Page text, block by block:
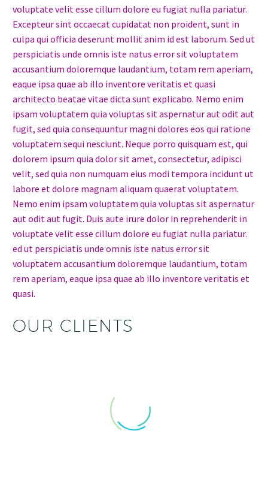
voluptate velit esse cillum dolore eu fugiat nulla pariatur.
Excepteur sint occaecat cupidatat non proident, sunt in
culpa qui officia deserunt mollit anim id est laborum. Sed ut
perspiciatis unde omnis iste natus error sit voluptatem
accusantium doloremque laudantium, totam rem aperiam,
eaque ipsa quae ab illo inventore veritatis et quasi
architecto beatae vitae dicta sunt explicabo. Nemo enim
ipsam voluptatem quia voluptas sit aspernatur aut odit aut
fugit, sed quia consequuntur magni dolores eos qui ratione
voluptatem sequi nesciunt. Neque porro quisquam est, qui
dolorem ipsum quia dolor sit amet, consectetur, adipisci
velit, sed quia non numquam eius modi tempora incidunt ut
labore et dolore magnam aliquam quaerat voluptatem.
Nemo enim ipsam voluptatem quia voluptas sit aspernatur
aut odit aut fugit. Duis aute irure dolor in reprehenderit in
voluptate velit esse cillum dolore eu fugiat nulla pariatur.
ed ut perspiciatis unde omnis iste natus error sit
voluptatem accusantium doloremque laudantium, totam
rem aperiam, eaque ipsa quae ab illo inventore veritatis et
quasi.
OUR CLIENTS